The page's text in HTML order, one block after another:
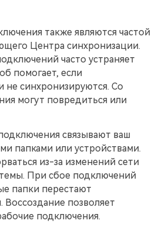
также являются частой
Центра синхронизации.
часто устраняет
помогает, если
не синхронизируются. Со
могут повредиться или
связывают ваш
папками или устройствами.
из-за изменений сети
При сбое подключений
папки перестают
Воссоздание позволяет
подключения.